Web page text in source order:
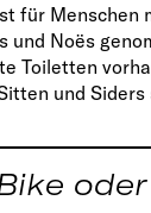
für
und Noës
Toiletten
und